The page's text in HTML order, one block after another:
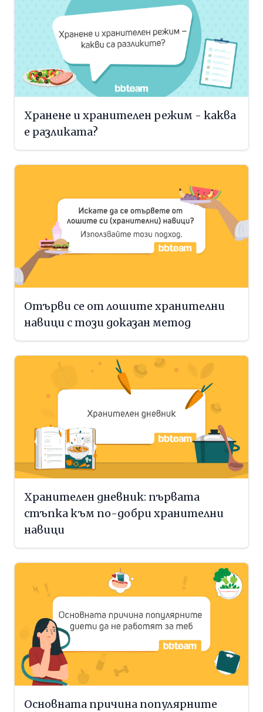
Хранене и хранителен режим - каква
е разликата?
Отърви се от лошите хранителни
навици с този доказан метод
Хранителен дневник: първата
стъпка към по-добри хранителни
навици
Основната причина популярните